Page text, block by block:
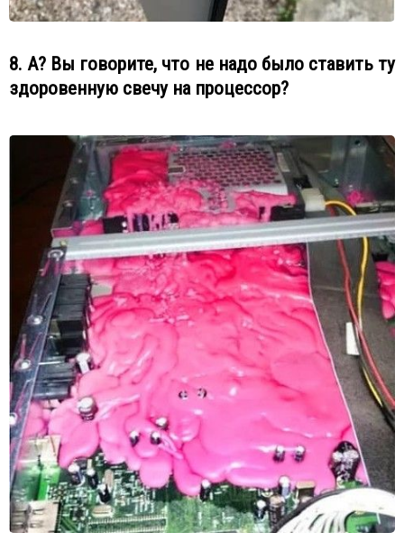
8. А? Вы говорите, что не надо было ставить ту
здоровенную свечу на процессор?